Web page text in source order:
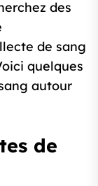
des
de sang
quelques
autour
de